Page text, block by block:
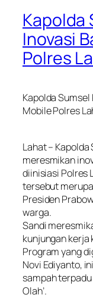
Kapolda
Inovasi
Polres
Kapolda
Mobile Polres
Lahat –
meresmikan
diinisiasi Polres
tersebut
Presiden
warga.
Sandi
kunjungan kerja
Program yang
Novi Ediyanto,
sampah
Olah’.